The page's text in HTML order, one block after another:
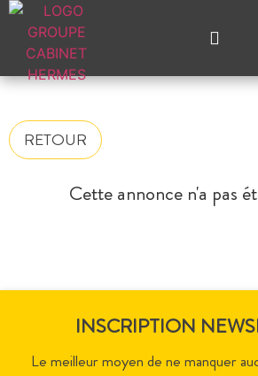
RETOUR
Cette annonce n'a pas
INSCRIPTION
Le meilleur moyen de ne manquer